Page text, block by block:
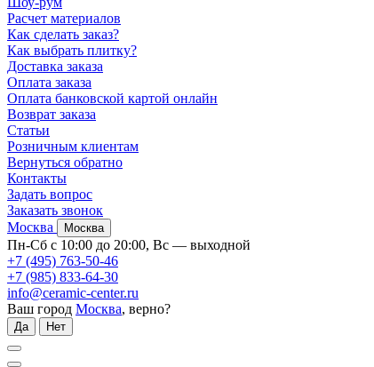
Расчет материалов
Как сделать заказ?
Как выбрать плитку?
Доставка заказа
Оплата заказа
Оплата банковской картой онлайн
Возврат заказа
Статьи
Розничным клиентам
Вернуться обратно
Контакты
Задать вопрос
Заказать звонок
Москва
Москва
Пн-Сб с 10:00 до 20:00, Вс — выходной
+7 (495) 763-50-46
+7 (985) 833-64-30
info@ceramic-center.ru
Ваш город Москва, верно?
Да Нет